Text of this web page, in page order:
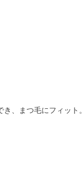
、まつ毛にフィット。